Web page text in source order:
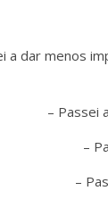
a dar menos
– Passei
–
–